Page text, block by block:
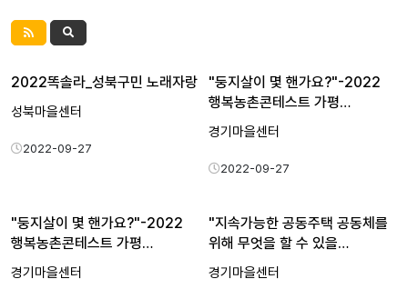
2022똑솔라_성북구민 노래자랑
성북마을센터
2022-09-27
"둥지살이 몇 핸가요?"-2022
행복농촌콘테스트 가평…
경기마을센터
2022-09-27
"둥지살이 몇 핸가요?"-2022
행복농촌콘테스트 가평…
경기마을센터
"지속가능한 공동주택 공동체를
위해 무엇을 할 수 있을…
경기마을센터